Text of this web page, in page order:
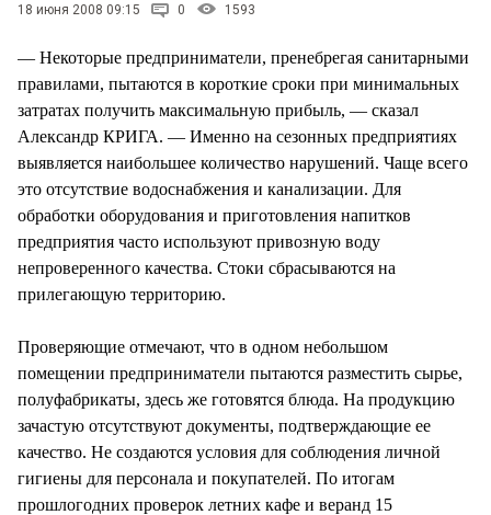
18 июня 2008 09:15 0 1593
— Некоторые предприниматели, пренебрегая санитарными
правилами, пытаются в короткие сроки при минимальных
затратах получить максимальную прибыль, — сказал
Александр КРИГА. — Именно на сезонных предприятиях
выявляется наибольшее количество нарушений. Чаще всего
это отсутствие водоснабжения и канализации. Для
обработки оборудования и приготовления напитков
предприятия часто используют привозную воду
непроверенного качества. Стоки сбрасываются на
прилегающую территорию.
Проверяющие отмечают, что в одном небольшом
помещении предприниматели пытаются разместить сырье,
полуфабрикаты, здесь же готовятся блюда. На продукцию
зачастую отсутствуют документы, подтверждающие ее
качество. Не создаются условия для соблюдения личной
гигиены для персонала и покупателей. По итогам
прошлогодних проверок летних кафе и веранд 15